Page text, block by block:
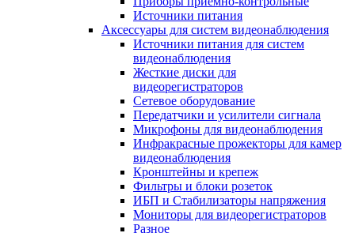
Источники питания
Аксессуары для систем видеонаблюдения
Источники питания для систем
видеонаблюдения
Жесткие диски для
видеорегистраторов
Сетевое оборудование
Передатчики и усилители сигнала
Микрофоны для видеонаблюдения
Инфракрасные прожекторы для камер
видеонаблюдения
Кронштейны и крепеж
Фильтры и блоки розеток
ИБП и Стабилизаторы напряжения
Мониторы для видеорегистраторов
Разное